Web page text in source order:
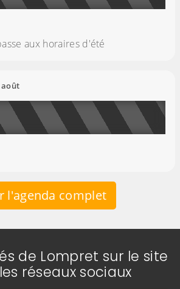
aux horaires d'été
août2026
l'agenda complet
de Lompret sur le site
réseaux sociaux